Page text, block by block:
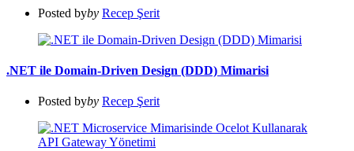
Posted byby Recep Şerit
.NET ile Domain-Driven Design (DDD) Mimarisi
Posted byby Recep Şerit